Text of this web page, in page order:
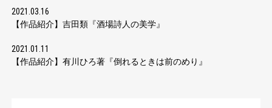
2021.03.16
【作品紹介】吉田類『酒場詩人の美学』
2021.01.11
【作品紹介】有川ひろ著『倒れるときは前のめり』